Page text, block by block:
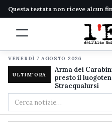
Questa testata non riceve alcun
VENERDÌ 7 AGOSTO 2026
ULTIM'ORA
Arma dei
presto il
Stracqualursi
Cerca
nel
sito